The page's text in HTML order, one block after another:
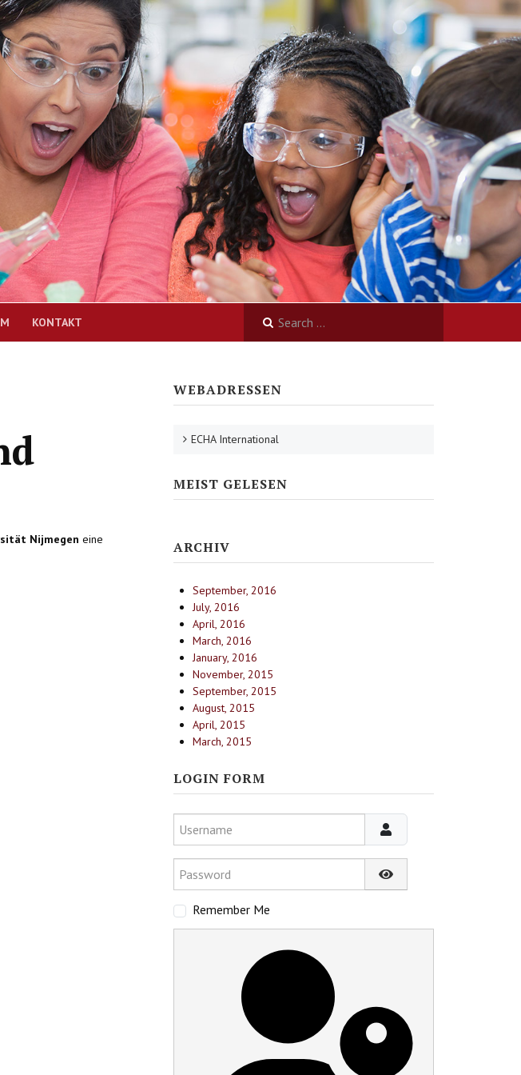
KONTAKT
Nijmegen eine
WEBADRESSEN
ECHA International
MEIST GELESEN
ARCHIV
September, 2016
July, 2016
April, 2016
March, 2016
January, 2016
November, 2015
September, 2015
August, 2015
April, 2015
March, 2015
LOGIN FORM
Username
Password
Show Password
Remember Me